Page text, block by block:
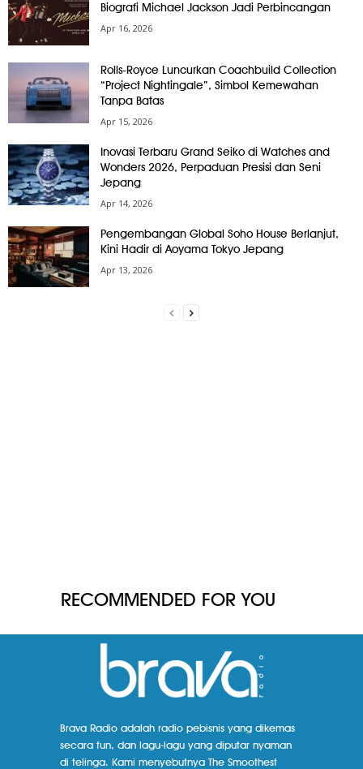
Biografi Michael Jackson Jadi Perbincangan
Apr 16, 2026
Rolls-Royce Luncurkan Coachbuild Collection
“Project Nightingale”, Simbol Kemewahan
Tanpa Batas
Apr 15, 2026
Inovasi Terbaru Grand Seiko di Watches and
Wonders 2026, Perpaduan Presisi dan Seni
Jepang
Apr 14, 2026
Pengembangan Global Soho House Berlanjut,
Kini Hadir di Aoyama Tokyo Jepang
Apr 13, 2026
RECOMMENDED FOR YOU
Brava Radio adalah radio pebisnis yang dikemas
secara fun, dan lagu-lagu yang diputar nyaman
di telinga. Kami menyebutnya The Smoothest